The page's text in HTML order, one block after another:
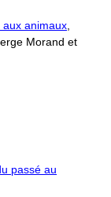
aux animaux
Morand et
passé au